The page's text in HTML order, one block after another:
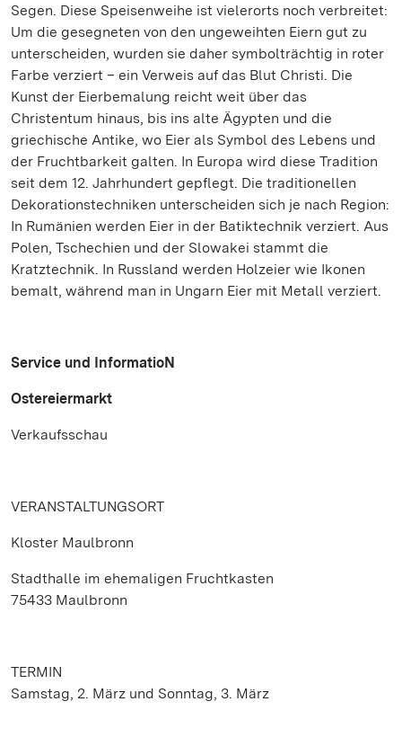
Segen. Diese Speisenweihe ist vielerorts noch verbreitet:
Um die gesegneten von den ungeweihten Eiern gut zu
unterscheiden, wurden sie daher symbolträchtig in roter
Farbe verziert – ein Verweis auf das Blut Christi. Die
Kunst der Eierbemalung reicht weit über das
Christentum hinaus, bis ins alte Ägypten und die
griechische Antike, wo Eier als Symbol des Lebens und
der Fruchtbarkeit galten. In Europa wird diese Tradition
seit dem 12. Jahrhundert gepflegt. Die traditionellen
Dekorationstechniken unterscheiden sich je nach Region:
In Rumänien werden Eier in der Batiktechnik verziert. Aus
Polen, Tschechien und der Slowakei stammt die
Kratztechnik. In Russland werden Holzeier wie Ikonen
bemalt, während man in Ungarn Eier mit Metall verziert.
Service und InformatioN
Ostereiermarkt
Verkaufsschau
VERANSTALTUNGSORT
Kloster Maulbronn
Stadthalle im ehemaligen Fruchtkasten
75433 Maulbronn
TERMIN
Samstag, 2. März und Sonntag, 3. März